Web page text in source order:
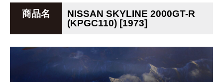
商品名
NISSAN SKYLINE 2000GT-R
(KPGC110) [1973]